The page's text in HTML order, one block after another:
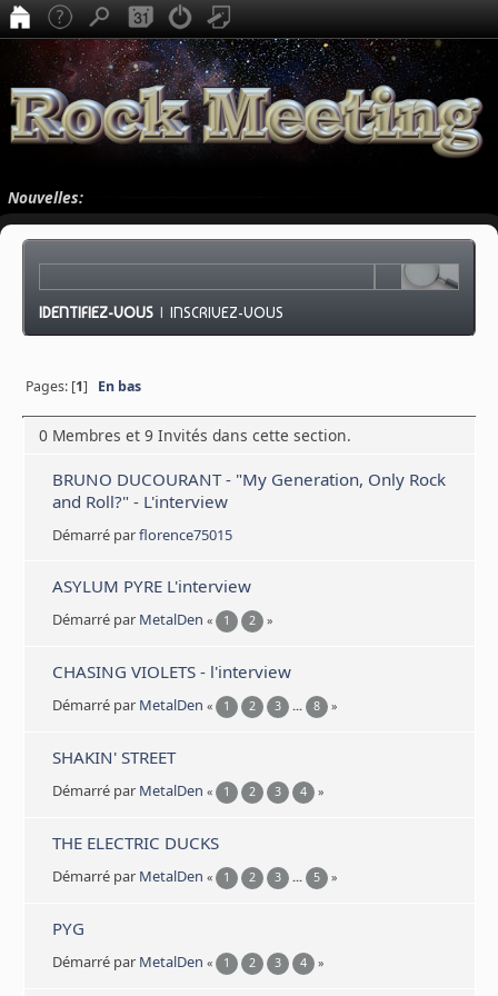
Nouvelles:
IDENTIFIEZ-VOUS |INSCRIVEZ-VOUS
Pages: [1] En bas
0 Membres et 9 Invités dans cette section.
BRUNO DUCOURANT - "My Generation, Only Rock
and Roll?" - L'interview
Démarré parflorence75015
ASYLUM PYRE L'interview
Démarré par MetalDen « 1 2 »
CHASING VIOLETS - l'interview
Démarré par MetalDen « 1 2 3 ... 8 »
SHAKIN' STREET
Démarré par MetalDen « 1 2 3 4 »
THE ELECTRIC DUCKS
Démarré par MetalDen « 1 2 3 ... 5 »
PYG
Démarré par MetalDen « 1 2 3 4 »